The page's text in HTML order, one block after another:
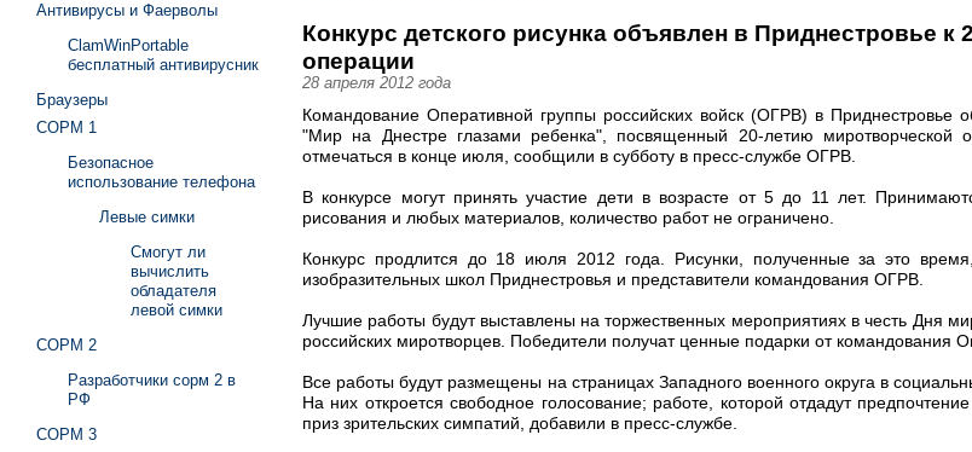
Конкурс детского рисунка объявлен в Приднестровье к
операции
28 апреля 2012 года
Командование Оперативной группы российских войск (ОГРВ) в Приднестровье
"Мир на Днестре глазами ребенка", посвященный 20-летию миротворческой
отмечаться в конце июля, сообщили в субботу в пресс-службе ОГРВ.
В конкурсе могут принять участие дети в возрасте от 5 до 11 лет.
рисования и любых материалов, количество работ не ограничено.
Конкурс продлится до 18 июля 2012 года. Рисунки, полученные за это
изобразительных школ Приднестровья и представители командования ОГРВ.
Лучшие работы будут выставлены на торжественных мероприятиях в честь Дня
российских миротворцев. Победители получат ценные подарки от командования
Все работы будут размещены на страницах Западного военного округа в
На них откроется свободное голосование; работе, которой отдадут
приз зрительских симпатий, добавили в пресс-службе.
Антивирусы и Фаерволы
ClamWinPortable
бесплатный антивирусник
Браузеры
СОРМ 1
Безопасное
использование телефона
Левые симки
Смогут ли
вычислить
обладателя
левой симки
СОРМ 2
Разработчики сорм 2 в
РФ
СОРМ 3